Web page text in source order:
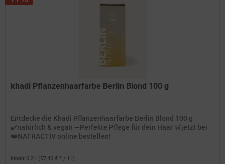
khadi Pflanzenhaarfarbe Berlin Blond 100 g
Entdecke die Khadi Pflanzenhaarfarbe Berlin Blond 100 g
✔️natürlich & vegan ➖Perfekte Pflege für dein Haar 🛒jetzt bei
❤️NATRACTIV online bestellen!
Inhalt 0.2 l (57,45 € * / 1 l)